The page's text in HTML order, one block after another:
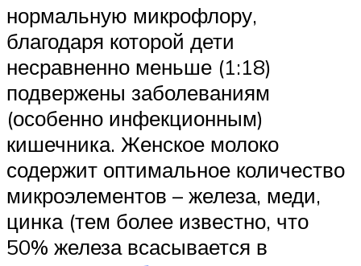
нормальную микрофлору,
благодаря которой дети
несравненно меньше (1:18)
подвержены заболеваниям
(особенно инфекционным)
кишечника. Женское молоко
содержит оптимальное количество
микроэлементов – железа, меди,
цинка (тем более известно, что
50% железа всасывается в